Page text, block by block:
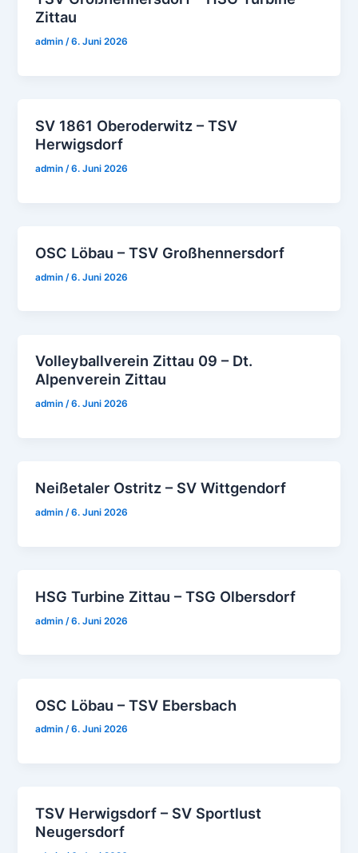
Zittau
admin/6. Juni 2026
SV 1861 Oberoderwitz – TSV
Herwigsdorf
admin/6. Juni 2026
OSC Löbau – TSV Großhennersdorf
admin /6. Juni 2026
Volleyballverein Zittau 09 – Dt.
Alpenverein Zittau
admin/6. Juni 2026
Neißetaler Ostritz – SV Wittgendorf
admin/6. Juni 2026
HSG Turbine Zittau – TSG Olbersdorf
admin /6. Juni 2026
OSC Löbau – TSV Ebersbach
admin/6. Juni 2026
TSV Herwigsdorf – SV Sportlust
Neugersdorf